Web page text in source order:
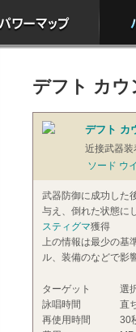
デフト カウ
デフト カ
近接武器
ソード ウ
武器防御に成功した
与え、倒れた状態に
スティグマ獲得
上の情報は最少の基
ル、装備のなどで影
ターゲット
選
詠唱時間
直
再使用時間
30